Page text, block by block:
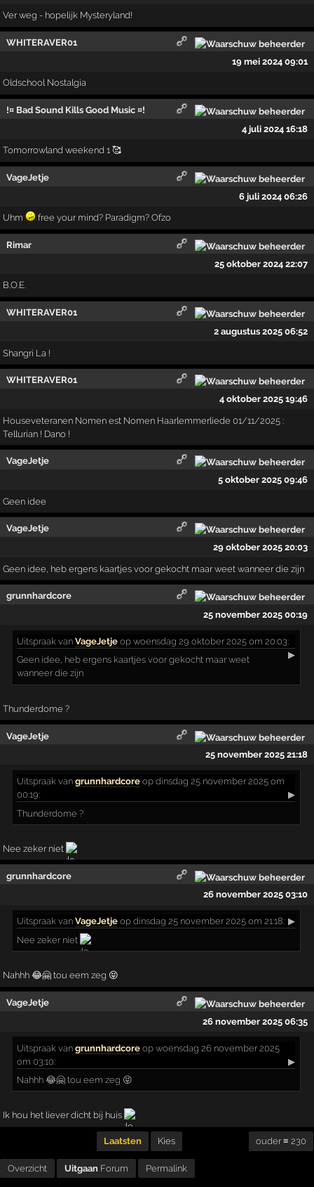
Ver weg - hopelijk Mysteryland!
WHITERAVER01
19 mei 2024 09:01
Oldschool Nostalgia
!¤ Bad Sound Kills Good Music ¤!
4 juli 2024 16:18
Tomorrowland weekend 1 🥰
VageJetje
6 juli 2024 06:26
Uhm free your mind? Paradigm? Ofzo
Rimar
25 oktober 2024 22:07
B.O.E.
WHITERAVER01
2 augustus 2025 06:52
Shangri La !
WHITERAVER01
4 oktober 2025 19:46
Houseveteranen Nomen est Nomen Haarlemmerliede 01/11/2025 :
Tellurian ! Dano !
VageJetje
5 oktober 2025 09:46
Geen idee
VageJetje
29 oktober 2025 20:03
Geen idee, heb ergens kaartjes voor gekocht maar weet wanneer die zijn
grunnhardcore
25 november 2025 00:19
Uitspraak vanVageJetje op woensdag 29 oktober 2025 om 20:03:
▶
Geen idee, heb ergens kaartjes voor gekocht maar weet
wanneer die zijn
Thunderdome ?
VageJetje
25 november 2025 21:18
Uitspraak vangrunnhardcore op dinsdag 25 november 2025 om
00:19:
▶
Thunderdome ?
Nee zeker niet
grunnhardcore
26 november 2025 03:10
Uitspraak vanVageJetje op dinsdag 25 november 2025 om 21:18: ▶
Nee zeker niet
Nahhh 😂🤗 tou eem zeg 😝
VageJetje
26 november 2025 06:35
Uitspraak vangrunnhardcore op woensdag 26 november 2025
om 03:10:
▶
Nahhh 😂🤗 tou eem zeg 😝
Ik hou het liever dicht bij huis
Laatsten Kies ouder ≡ 230
Overzicht Uitgaan Forum Permalink